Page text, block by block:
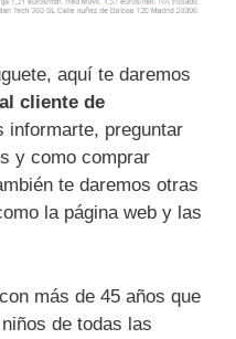
aquí te daremos
cliente de
informarte, preguntar
y como comprar
te daremos otras
la página web y las
más de 45 años que
de todas las